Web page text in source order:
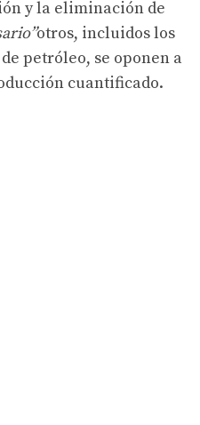
y la eliminación de
otros, incluidos los
petróleo, se oponen a
cuantificado.